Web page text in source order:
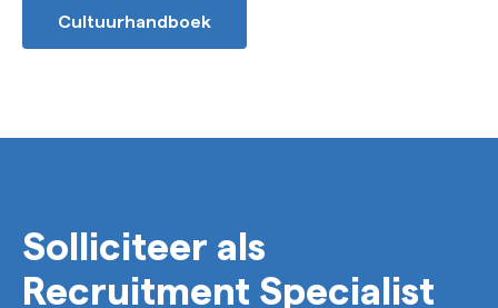
Cultuurhandboek
Solliciteer als
Recruitment Specialist